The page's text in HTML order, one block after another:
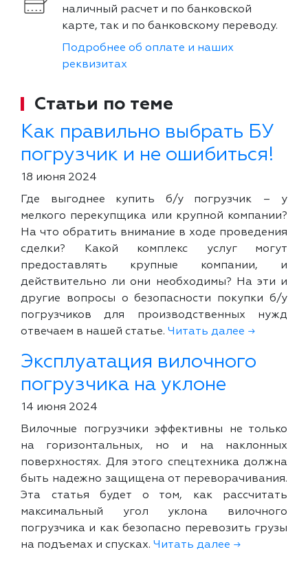
наличный расчет и по банковской
карте, так и по банковскому переводу.
Подробнее об оплате и наших
реквизитах
Статьи по теме
Как правильно выбрать БУ
погрузчик и не ошибиться!
18 июня 2024
Где выгоднее купить б/у погрузчик – у
мелкого перекупщика или крупной компании?
На что обратить внимание в ходе проведения
сделки? Какой комплекс услуг могут
предоставлять крупные компании, и
действительно ли они необходимы? На эти и
другие вопросы о безопасности покупки б/у
погрузчиков для производственных нужд
отвечаем в нашей статье. Читать далее →
Эксплуатация вилочного
погрузчика на уклоне
14 июня 2024
Вилочные погрузчики эффективны не только
на горизонтальных, но и на наклонных
поверхностях. Для этого спецтехника должна
быть надежно защищена от переворачивания.
Эта статья будет о том, как рассчитать
максимальный угол уклона вилочного
погрузчика и как безопасно перевозить грузы
на подъемах и спусках. Читать далее →